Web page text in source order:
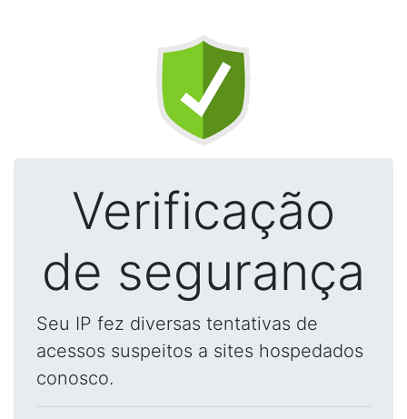
Verificação
de segurança
Seu IP fez diversas tentativas de
acessos suspeitos a sites hospedados
conosco.